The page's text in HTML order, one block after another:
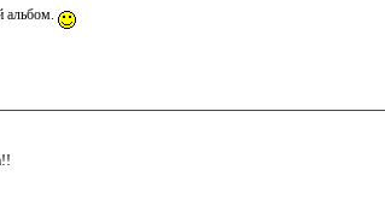
альбом.